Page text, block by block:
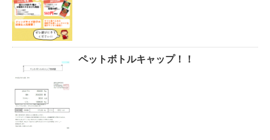
ペットボトルキャップ！！